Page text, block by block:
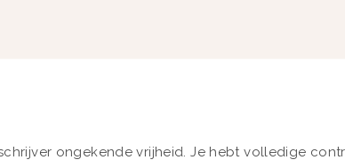
ongekende vrijheid. Je hebt volledige